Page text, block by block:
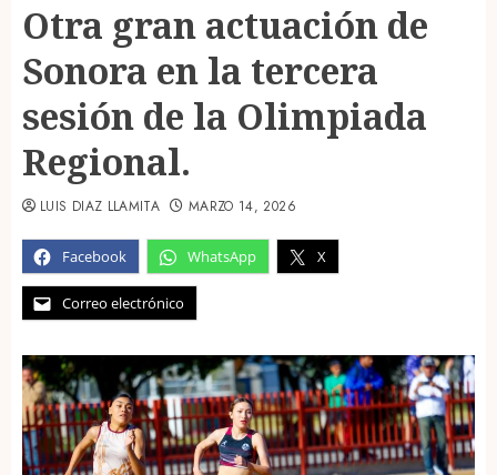
Otra gran actuación de
Sonora en la tercera
sesión de la Olimpiada
Regional.
Facebook WhatsApp X
Correo electrónico
LUIS DIAZ LLAMITA MARZO 14, 2026